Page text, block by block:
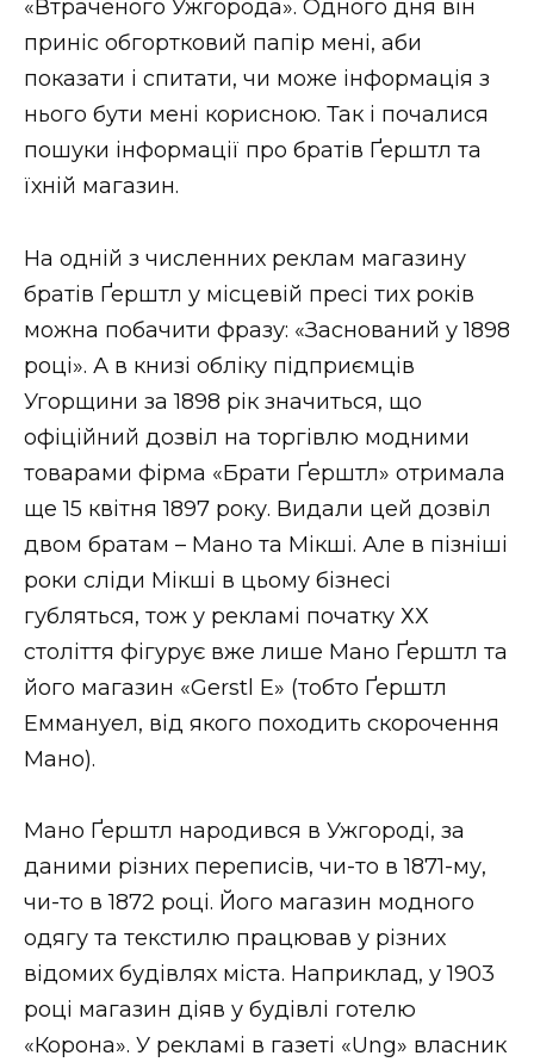
«Втраченого Ужгорода». Одного дня він
приніс обгортковий папір мені, аби
показати і спитати, чи може інформація з
нього бути мені корисною. Так і почалися
пошуки інформації про братів Ґерштл та
їхній магазин.
На одній з численних реклам магазину
братів Ґерштл у місцевій пресі тих років
можна побачити фразу: «Заснований у 1898
році». А в книзі обліку підприємців
Угорщини за 1898 рік значиться, що
офіційний дозвіл на торгівлю модними
товарами фірма «Брати Ґерштл» отримала
ще 15 квітня 1897 року. Видали цей дозвіл
двом братам – Мано та Мікші. Але в пізніші
роки сліди Мікші в цьому бізнесі
губляться, тож у рекламі початку ХХ
століття фігурує вже лише Мано Ґерштл та
його магазин «Gerstl E» (тобто Ґерштл
Еммануел, від якого походить скорочення
Мано).
Мано Ґерштл народився в Ужгороді, за
даними різних переписів, чи-то в 1871-му,
чи-то в 1872 році. Його магазин модного
одягу та текстилю працював у різних
відомих будівлях міста. Наприклад, у 1903
році магазин діяв у будівлі готелю
«Корона». У рекламі в газеті «Ung» власник